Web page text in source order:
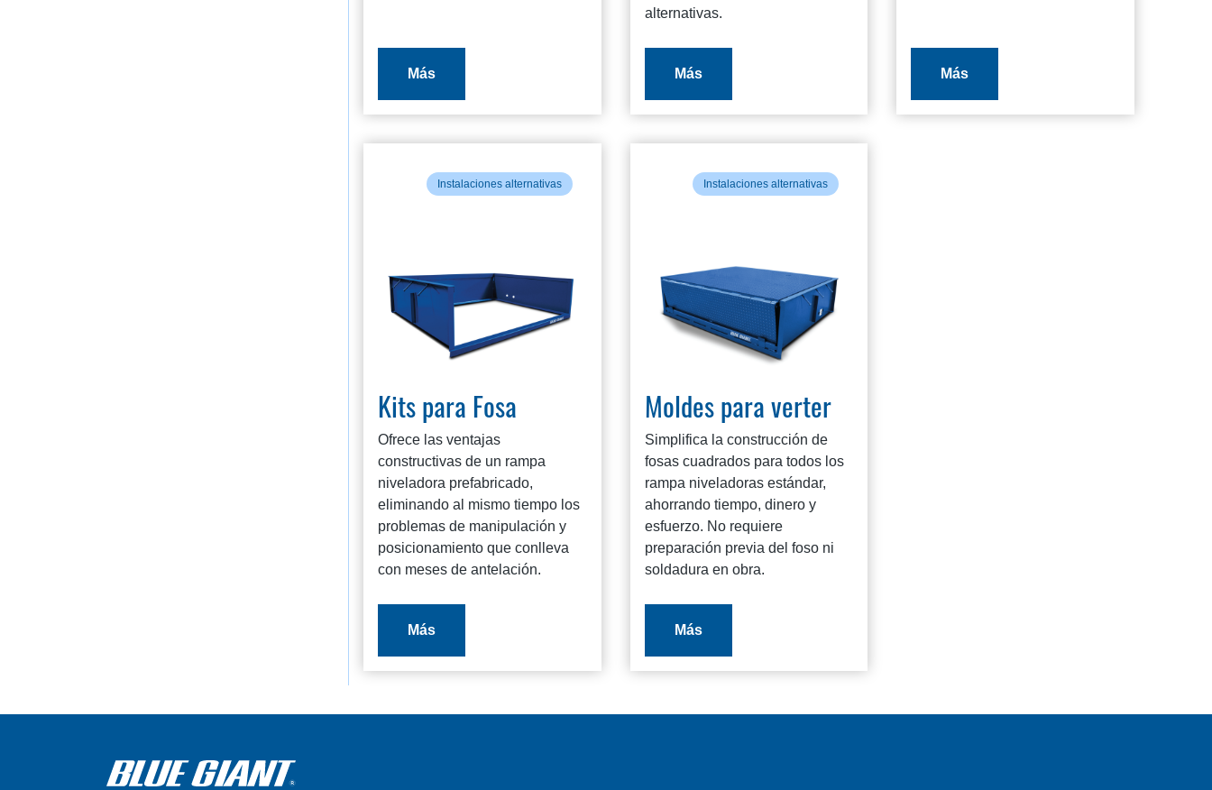
Más
alternativas.
Más Más
Instalaciones alternativas
Kits para Fosa
Ofrece las ventajas
constructivas de un rampa
niveladora prefabricado,
eliminando al mismo tiempo los
problemas de manipulación y
posicionamiento que conlleva
con meses de antelación.
Más
Instalaciones alternativas
Moldes para verter
Simplifica la construcción de
fosas cuadrados para todos los
rampa niveladoras estándar,
ahorrando tiempo, dinero y
esfuerzo. No requiere
preparación previa del foso ni
soldadura en obra.
Más